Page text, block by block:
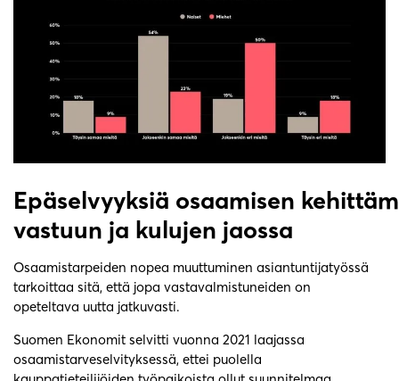
Epäselvyyksiä osaamisen
vastuun ja kulujen jaossa
Osaamistarpeiden nopea muuttuminen asiantuntijatyössä
tarkoittaa sitä, että jopa vastavalmistuneiden on
opeteltava uutta jatkuvasti.
Suomen Ekonomit selvitti vuonna 2021 laajassa
osaamistarveselvityksessä, ettei puolella